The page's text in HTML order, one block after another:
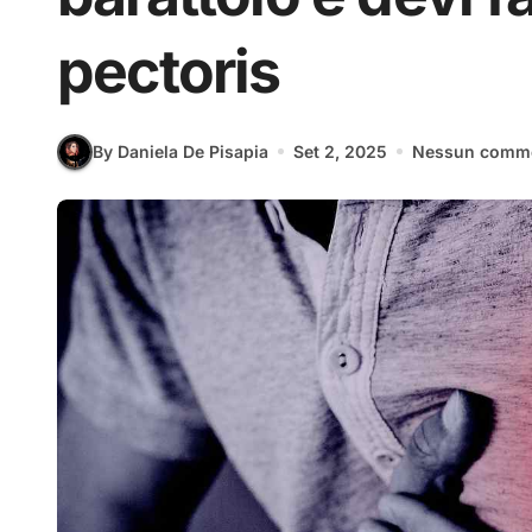
pectoris
By Daniela De Pisapia Set 2, 2025 Nessun